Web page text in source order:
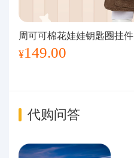
周可可棉花娃娃钥匙圈挂件
¥149.00
代购问答